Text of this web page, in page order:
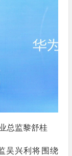
总监黎舒桂
吴兴利将围绕